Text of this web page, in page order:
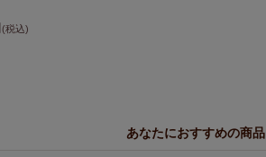
(税込)
あなたにおすすめの商品